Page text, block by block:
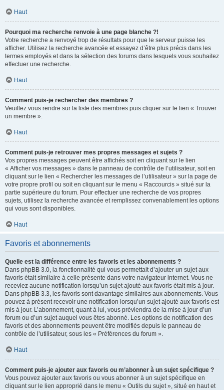
Haut
Pourquoi ma recherche renvoie à une page blanche ?!
Votre recherche a renvoyé trop de résultats pour que le serveur puisse les
afficher. Utilisez la recherche avancée et essayez d’être plus précis dans les
termes employés et dans la sélection des forums dans lesquels vous souhaitez
effectuer une recherche.
Haut
Comment puis-je rechercher des membres ?
Veuillez vous rendre sur la liste des membres puis cliquer sur le lien « Trouver
un membre ».
Haut
Comment puis-je retrouver mes propres messages et sujets ?
Vos propres messages peuvent être affichés soit en cliquant sur le lien
« Afficher vos messages » dans le panneau de contrôle de l’utilisateur, soit en
cliquant sur le lien « Rechercher les messages de l’utilisateur » sur la page de
votre propre profil ou soit en cliquant sur le menu « Raccourcis » situé sur la
partie supérieure du forum. Pour effectuer une recherche de vos propres
sujets, utilisez la recherche avancée et remplissez convenablement les options
qui vous sont disponibles.
Haut
Favoris et abonnements
Quelle est la différence entre les favoris et les abonnements ?
Dans phpBB 3.0, la fonctionnalité qui vous permettait d’ajouter un sujet aux
favoris était similaire à celle présente dans votre navigateur internet. Vous ne
receviez aucune notification lorsqu’un sujet ajouté aux favoris était mis à jour.
Dans phpBB 3.3, les favoris sont davantage similaires aux abonnements. Vous
pouvez à présent recevoir une notification lorsqu’un sujet ajouté aux favoris est
mis à jour. L’abonnement, quant à lui, vous préviendra de la mise à jour d’un
forum ou d’un sujet auquel vous êtes abonné. Les options de notification des
favoris et des abonnements peuvent être modifiés depuis le panneau de
contrôle de l’utilisateur, sous les « Préférences du forum ».
Haut
Comment puis-je ajouter aux favoris ou m’abonner à un sujet spécifique ?
Vous pouvez ajouter aux favoris ou vous abonner à un sujet spécifique en
cliquant sur le lien approprié dans le menu « Outils du sujet », situé en haut et